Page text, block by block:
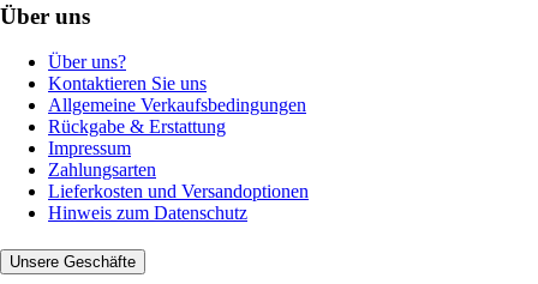
Über uns
Über uns?
Kontaktieren Sie uns
Allgemeine Verkaufsbedingungen
Rückgabe & Erstattung
Impressum
Zahlungsarten
Lieferkosten und Versandoptionen
Hinweis zum Datenschutz
Unsere Geschäfte